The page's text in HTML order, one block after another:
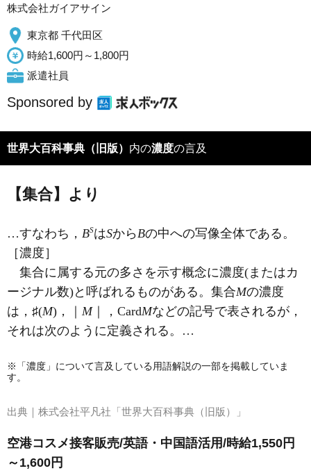
株式会社ガイアサイン
東京都 千代田区
時給1,600円～1,800円
派遣社員
Sponsored by
世界大百科事典（旧版） 内の濃度の言及
【集合】より
…すなわち， BSはSからBの中への写像全体である。
［濃度］
集合に属する元の多さを示す概念に濃度(またはカ
ージナル数)と呼ばれるものがある。集合Mの濃度
は，♯(M)，｜ M｜，CardMなどの記号で表されるが，
それは次のように定義される。…
※「濃度」について言及している用語解説の一部を掲載していま
す。
出典｜ 株式会社平凡社「世界大百科事典（旧版）」
空港コスメ接客販売/英語・中国語活用/時給1,550円
～1,600円